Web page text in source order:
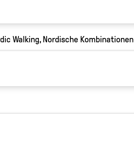
Walking, Nordische Kombinationen